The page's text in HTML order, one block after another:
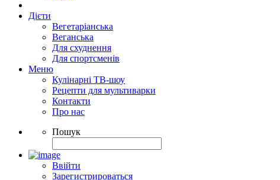
Дієти
Вегетаріанська
Веганська
Для схуднення
Для спортсменів
Меню
Кулінарні ТВ-шоу
Рецепти для мультиварки
Контакти
Про нас
Пошук
Ввійти
Зарегистрироваться